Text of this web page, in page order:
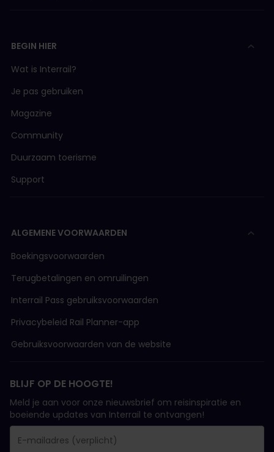
BEGIN HIER
Wat is Interrail?
Je pas gebruiken
Magazine
Community
Duurzaam toerisme
Support
ALGEMENE VOORWAARDEN
Boekingsvoorwaarden
Terugbetalingen en omruilingen
Interrail Pass gebruiksvoorwaarden
Privacybeleid Rail Planner-app
Gebruiksvoorwaarden van de website
BLIJF OP DE HOOGTE!
Meld je aan voor onze nieuwsbrief om reisinspiratie en
boeiende updates van Interrail te ontvangen!